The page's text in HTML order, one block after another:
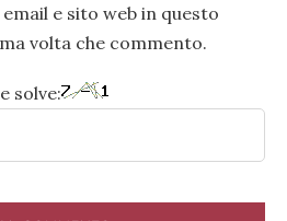
e sito web in questo
volta che commento.
solve: